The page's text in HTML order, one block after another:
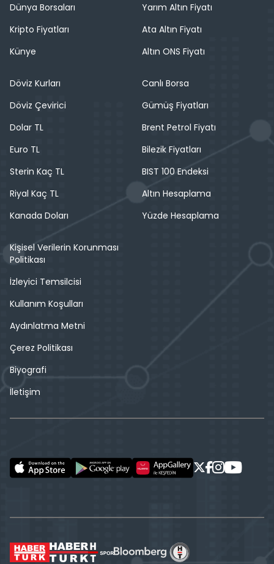
Dünya Borsaları
Kripto Fiyatları
Künye
Yarım Altın Fiyatı
Ata Altın Fiyatı
Altın ONS Fiyatı
Döviz Kurları
Döviz Çevirici
Dolar TL
Euro TL
Sterin Kaç TL
Riyal Kaç TL
Kanada Doları
Canlı Borsa
Gümüş Fiyatları
Brent Petrol Fiyatı
Bilezik Fiyatları
BIST 100 Endeksi
Altın Hesaplama
Yüzde Hesaplama
Kişisel Verilerin Korunması
Politikası
İzleyici Temsilcisi
Kullanım Koşulları
Aydınlatma Metni
Çerez Politikası
Biyografi
İletişim